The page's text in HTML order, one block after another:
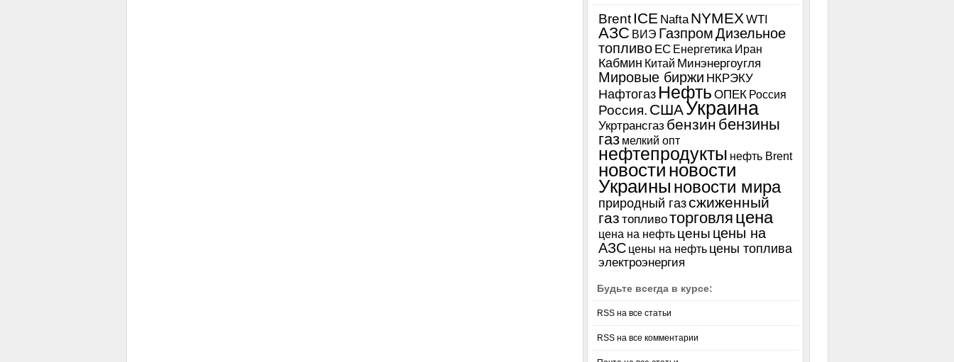
Brent ICE Nafta NYMEXWTI
АЗС ВИЭ ГазпромДизельное
топливо ЕС Енергетика Иран
Кабмин Китай Минэнергоугля
Мировые биржи НКРЭКУ
Нафтогаз Нефть ОПЕК Россия
Россия. СШАУкраина
Укртрансгаз бензин бензины
газ мелкий опт
нефтепродукты нефть Brent
новости новости
Украины новости мира
природный газсжиженный
газ топливоторговля цена
цена на нефть цены цены на
АЗС цены на нефть цены топлива
электроэнергия
Будьте всегда в курсе:
RSS на все статьи
RSS на все комментарии